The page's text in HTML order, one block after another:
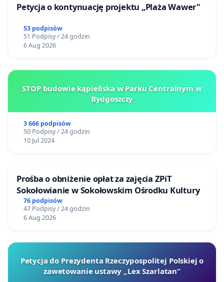
Petycja o kontynuację projektu „Plaża Wawer"
53 podpisów
51 Podpisy / 24 godzin
6 Aug 2026
STOP budowie kąpieliska w Parku Centralnym w
Bydgoszczy
3 666 podpisów
50 Podpisy / 24 godzin
10 Jul 2024
Prośba o obniżenie opłat za zajęcia ZPiT
Sokołowianie w Sokołowskim Ośrodku Kultury
76 podpisów
47 Podpisy / 24 godzin
6 Aug 2026
Petycja do Prezydenta Rzeczypospolitej Polskiej o
zawetowanie ustawy „Lex Szarlatan”